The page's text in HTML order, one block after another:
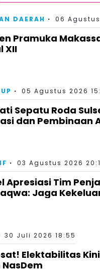
DAERAH 06
Pramuka
XII
05 Agustus 2026
Sepatu Roda
dan Pembinaan
03 Agustus 2026
Apresiasi Tim
Jaga
30 Juli 2026 18:55
Elektabilitas
NasDem